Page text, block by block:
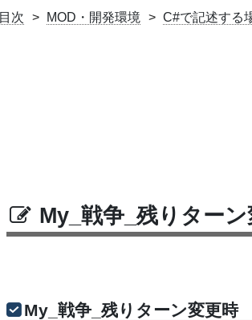
目次 MOD・開発環境 C#で記述する
My_戦争_残りター
My_戦争_残りターン変更時